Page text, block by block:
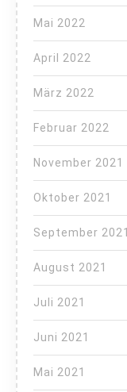
Mai 2022
April 2022
März 2022
Februar 2022
November 2021
Oktober 2021
September 2021
August 2021
Juli 2021
Juni 2021
Mai 2021